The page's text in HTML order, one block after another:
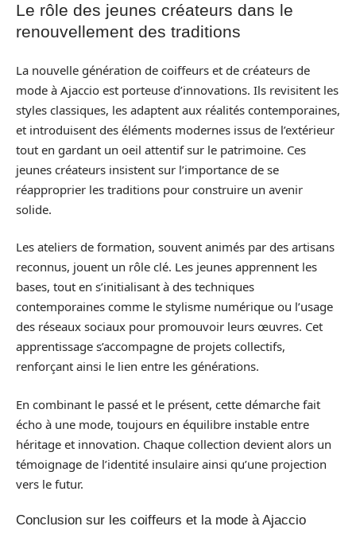
Le rôle des jeunes créateurs dans le
renouvellement des traditions
La nouvelle génération de coiffeurs et de créateurs de
mode à Ajaccio est porteuse d’innovations. Ils revisitent les
styles classiques, les adaptent aux réalités contemporaines,
et introduisent des éléments modernes issus de l’extérieur
tout en gardant un oeil attentif sur le patrimoine. Ces
jeunes créateurs insistent sur l’importance de se
réapproprier les traditions pour construire un avenir
solide.
Les ateliers de formation, souvent animés par des artisans
reconnus, jouent un rôle clé. Les jeunes apprennent les
bases, tout en s’initialisant à des techniques
contemporaines comme le stylisme numérique ou l’usage
des réseaux sociaux pour promouvoir leurs œuvres. Cet
apprentissage s’accompagne de projets collectifs,
renforçant ainsi le lien entre les générations.
En combinant le passé et le présent, cette démarche fait
écho à une mode, toujours en équilibre instable entre
héritage et innovation. Chaque collection devient alors un
témoignage de l’identité insulaire ainsi qu’une projection
vers le futur.
Conclusion sur les coiffeurs et la mode à Ajaccio